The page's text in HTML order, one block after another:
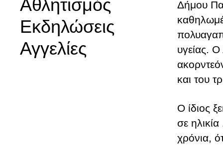
Αθλητισμός
Εκδηλώσεις
Αγγελίες
Δήμου
υγείας. Ο
και του
Ο ίδιος
σε
χρόνια,